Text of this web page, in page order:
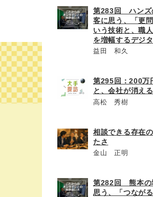
第283回 ハンズ
客に思う、「更
いう技術と、職
を増幅するデジ
益田 和久
第295回：200万
と、会社が消え
高松 秀樹
相談できる存在
たさ
金山 正明
第282回 熊本の
思う、「つなが